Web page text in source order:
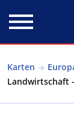
Karten
Landwirtschaft